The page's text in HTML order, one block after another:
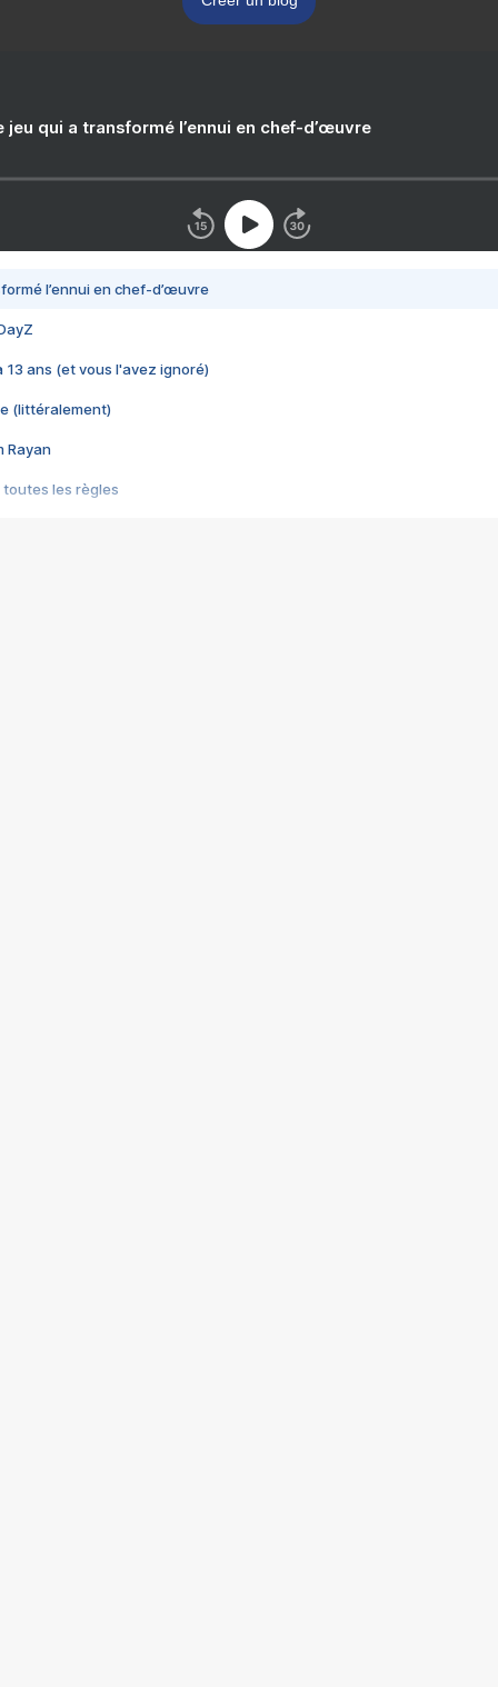
jeu qui a transformé l’ennui en chef-d’œuvre
l’ennui en chef-d’œuvre
13 ans (et vous l'avez ignoré)
(littéralement)
Rayan
toutes les règles